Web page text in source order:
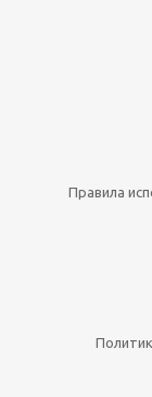
Правила